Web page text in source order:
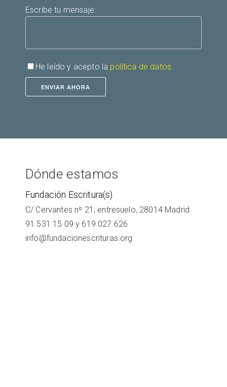
Escribe tu mensaje:
He leído y acepto la política de datos.
Dónde estamos
Fundación Escritura(s)
C/ Cervantes nº 21, entresuelo, 28014 Madrid
91 531 15 09 y 619 027 626
info@fundacionescrituras.org